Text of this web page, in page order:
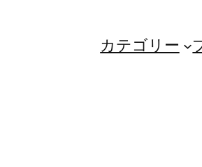
カテゴリー